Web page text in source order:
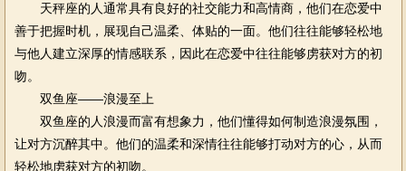
天秤座的人通常具有良好的社交能力和高情商，他们在恋爱中
善于把握时机，展现自己温柔、体贴的一面。他们往往能够轻松地
与他人建立深厚的情感联系，因此在恋爱中往往能够虏获对方的初
吻。
双鱼座——浪漫至上
双鱼座的人浪漫而富有想象力，他们懂得如何制造浪漫氛围，
让对方沉醉其中。他们的温柔和深情往往能够打动对方的心，从而
轻松地虏获对方的初吻。